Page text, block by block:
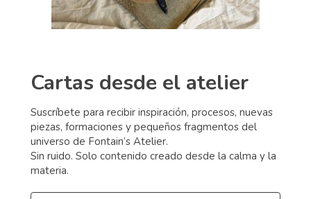
Cartas desde el atelier
Suscríbete para recibir inspiración, procesos, nuevas
piezas, formaciones y pequeños fragmentos del
universo de Fontain’s Atelier.
Sin ruido. Solo contenido creado desde la calma y la
materia.